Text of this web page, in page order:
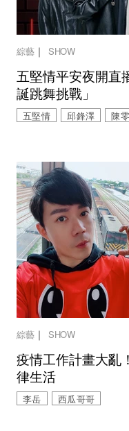
綜藝｜ SHOW
五堅情平安夜開直
誕跳舞挑戰」
五堅情 邱鋒澤 陳
綜藝｜ SHOW
疫情工作計畫大
律生活
李岳 西瓜哥哥